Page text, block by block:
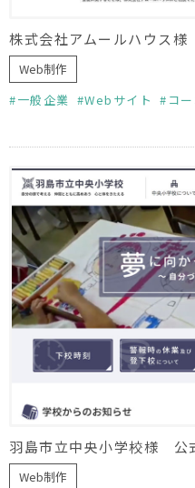
Web制作
一般企業
Webサイト
コ
羽島市立中央小学校様 公
Web制作